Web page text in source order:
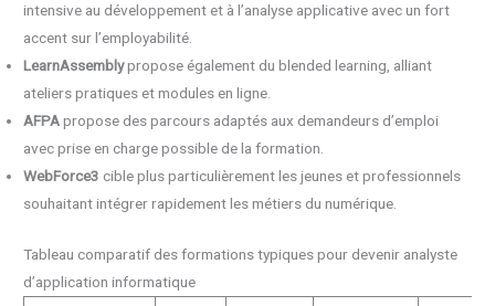
intensive au développement et à l’analyse applicative avec un fort
accent sur l’employabilité.
LearnAssemblypropose également du blended learning, alliant
ateliers pratiques et modules en ligne.
AFPApropose des parcours adaptés aux demandeurs d’emploi
avec prise en charge possible de la formation.
WebForce3 cible plus particulièrement les jeunes et professionnels
souhaitant intégrer rapidement les métiers du numérique.
Tableau comparatif des formations typiques pour devenir analyste
d’application informatique